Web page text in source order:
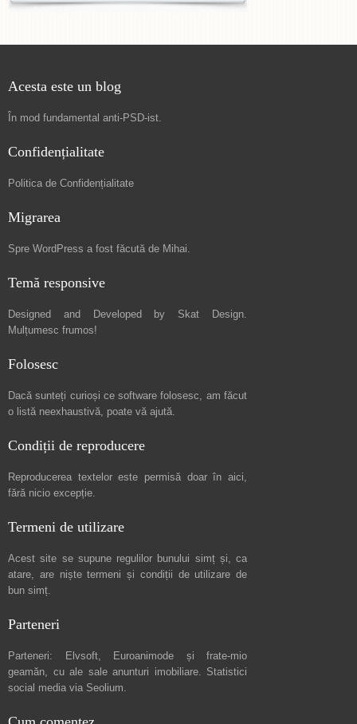
Acesta este un blog
În mod fundamental anti-PSD-ist.
Confidențialitate
Politica de Confidențialitate
Migrarea
Spre WordPress a fost făcută de Mihai.
Temă responsive
Designed and Developed by Skat Design.
Mulțumesc frumos!
Folosesc
Dacă sunteți curioși ce software folosesc, am făcut
o listă neexhaustivă, poate vă ajută.
Condiții de reproducere
Reproducerea textelor este permisă doar în aici,
fără nicio excepție.
Termeni de utilizare
Acest site se supune regulilor bunului simț și, ca
atare, are niștetermeni și condiții de utilizare de
bun simț.
Parteneri
Parteneri: Elvsoft, Euroanimode și frate-mio
geamăn, cu ale sale anunturi imobiliare. Statistici
social media via Seolium.